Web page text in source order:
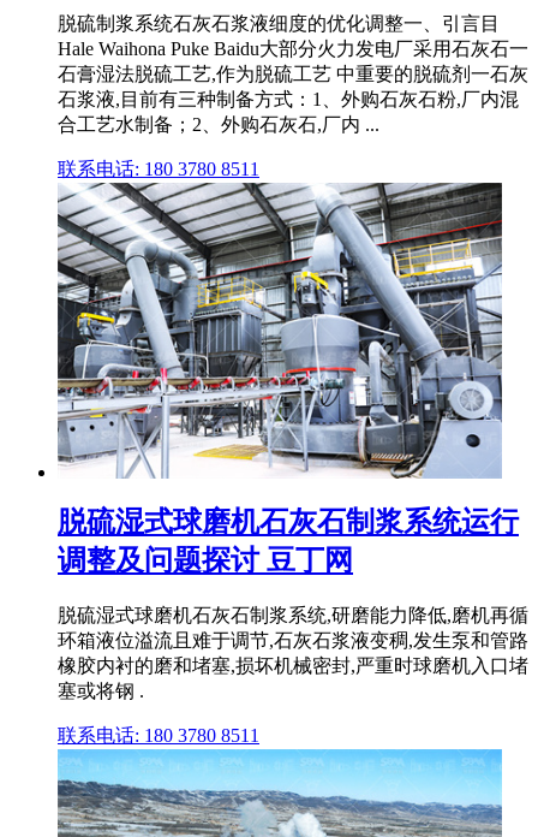
脱硫制浆系统石灰石浆液细度的优化调整一、引言目
Hale Waihona Puke Baidu大部分火力发电厂采用石灰石一
石膏湿法脱硫工艺,作为脱硫工艺 中重要的脱硫剂一石灰
石浆液,目前有三种制备方式：1、外购石灰石粉,厂内混
合工艺水制备；2、外购石灰石,厂内 ...
联系电话: 180 3780 8511
脱硫湿式球磨机石灰石制浆系统运行
调整及问题探讨 豆丁网
脱硫湿式球磨机石灰石制浆系统,研磨能力降低,磨机再循
环箱液位溢流且难于调节,石灰石浆液变稠,发生泵和管路
橡胶内衬的磨和堵塞,损坏机械密封,严重时球磨机入口堵
塞或将钢 .
联系电话: 180 3780 8511